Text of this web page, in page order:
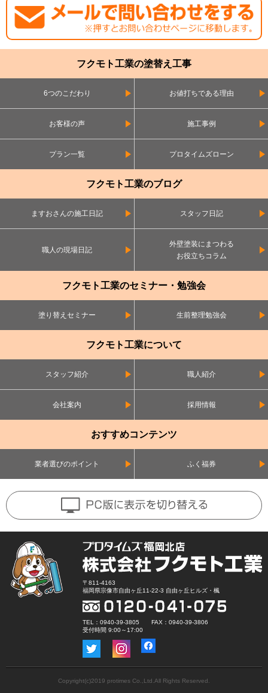
フクモト工業の塗替え工事
6つのこだわり お値打ちである理由
お客様の声 施工事例
プラン一覧 プロタイムズローン
フクモト工業のブログ
ますおさんの施工日記 スタッフ日記
職人の現場日記
外壁塗装にまつわる
お役立ちコラム
フクモト工業のセミナー・勉強会
塗り替えセミナー 生前整理勉強会
フクモト工業について
スタッフ紹介 職人紹介
会社案内 採用情報
おすすめコンテンツ
業者選びのポイント ふく福券
〒811-4163
福岡県宗像市自由ヶ丘11-22-3 自由ヶ丘ヒルズ・楓
TEL：0940-39-3805 FAX：0940-39-3806
受付時間 9:00～17:00
Copyright(c)2019 protimes Co.,Ltd.All Rights Reserved.